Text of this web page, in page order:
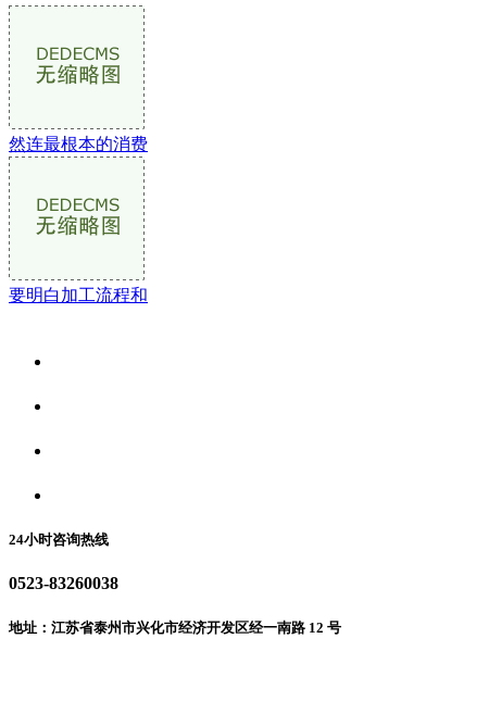
然连最根本的消费
要明白加工流程和
24小时咨询热线
0523-83260038
地址：江苏省泰州市兴化市经济开发区经一南路 12 号